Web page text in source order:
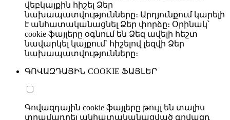
վեբկայքին հիշել Ձեր
նախապատվությունները։ Արդյունքում կարելի
է անհատականացնել Ձեր փորձը։ Օրինակ՝
cookie ֆայլերը օգնում են Ձեզ ավելի հեշտ
նավարկել կայքում՝ հիշելով լեզվի Ձեր
նախապատվությունները։
ԳՈՎԱԶԴԱՅԻՆ COOKIE ՖԱՅԼԵՐ
Գովազդային cookie ֆայլերը թույլ են տալիս
տրամադրել անհատականացված գովազդ